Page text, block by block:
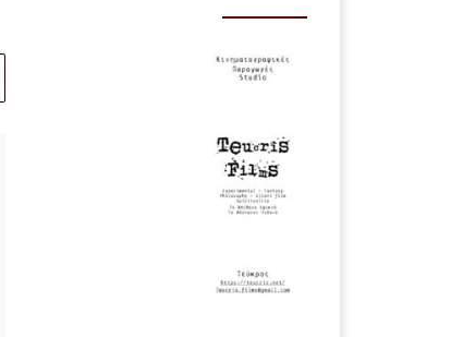
δημοσιευμένο
2017
4 Σκίτσα του Μιχαήλ
Μικελάντζελο ντι Λοντοβίκο